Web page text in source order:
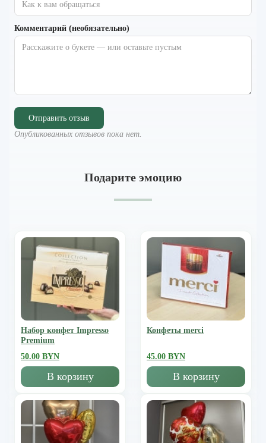
Комментарий (необязательно)
Отправить отзыв
Опубликованных отзывов пока нет.
Подарите эмоцию
Набор конфет Impresso
Premium
50.00 BYN
В корзину
Конфеты merci
45.00 BYN
В корзину